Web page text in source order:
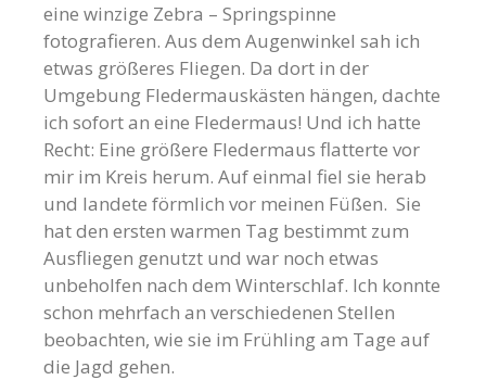
eine winzige Zebra – Springspinne
fotografieren. Aus dem Augenwinkel sah ich
etwas größeres Fliegen. Da dort in der
Umgebung Fledermauskästen hängen, dachte
ich sofort an eine Fledermaus! Und ich hatte
Recht: Eine größere Fledermaus flatterte vor
mir im Kreis herum. Auf einmal fiel sie herab
und landete förmlich vor meinen Füßen. Sie
hat den ersten warmen Tag bestimmt zum
Ausfliegen genutzt und war noch etwas
unbeholfen nach dem Winterschlaf. Ich konnte
schon mehrfach an verschiedenen Stellen
beobachten, wie sie im Frühling am Tage auf
die Jagd gehen.